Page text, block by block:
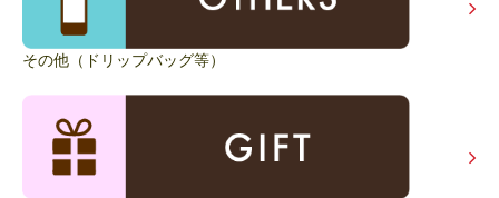
その他（ドリップバッグ等）